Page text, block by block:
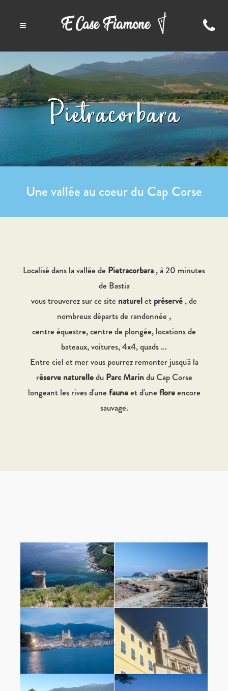
Pietracorbara
Une vallée au coeur du Cap Corse
Localisé dans la vallée de Pietracorbara , à 20 minutes
de Bastia
vous trouverez sur ce site naturelet préservé , de
nombreux départs de randonnée ,
centre équestre, centre de plongée, locations de
bateaux, voitures, 4x4, quads ...
Entre ciel et mer vous pourrez remonter jusqu'à la
réserve naturelleduParc Marindu Cap Corse
longeant les rives d'une fauneet d'une floreencore
sauvage.